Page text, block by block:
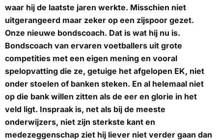
waar hij de laatste jaren werkte. Misschien niet
uitgerangeerd maar zeker op een zijspoor gezet.
Onze nieuwe bondscoach. Dat is wat hij nu is.
Bondscoach van ervaren voetballers uit grote
competities met een eigen mening en vooral
spelopvatting die ze, getuige het afgelopen EK, niet
onder stoelen of banken steken. En al helemaal niet
op die bank willen zitten als de eer en glorie in het
veld ligt. Inspraak is, net als bij de meeste
onderwijzers, niet zijn sterkste kant en
medezeggenschap ziet hij liever niet verder gaan dan